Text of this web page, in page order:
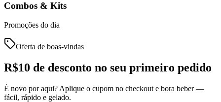
Combos & Kits
Promoções do dia
Oferta de boas-vindas
R$10 de desconto no seu primeiro pedido
É novo por aqui? Aplique o cupom no checkout e bora beber —
fácil, rápido e gelado.